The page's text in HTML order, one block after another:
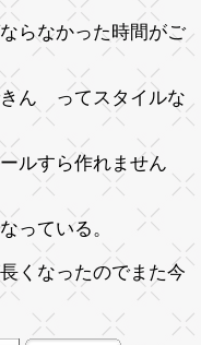
らなかった時間がご
きん ってスタイルな
ルすら作れません
っている。
くなったのでまた今